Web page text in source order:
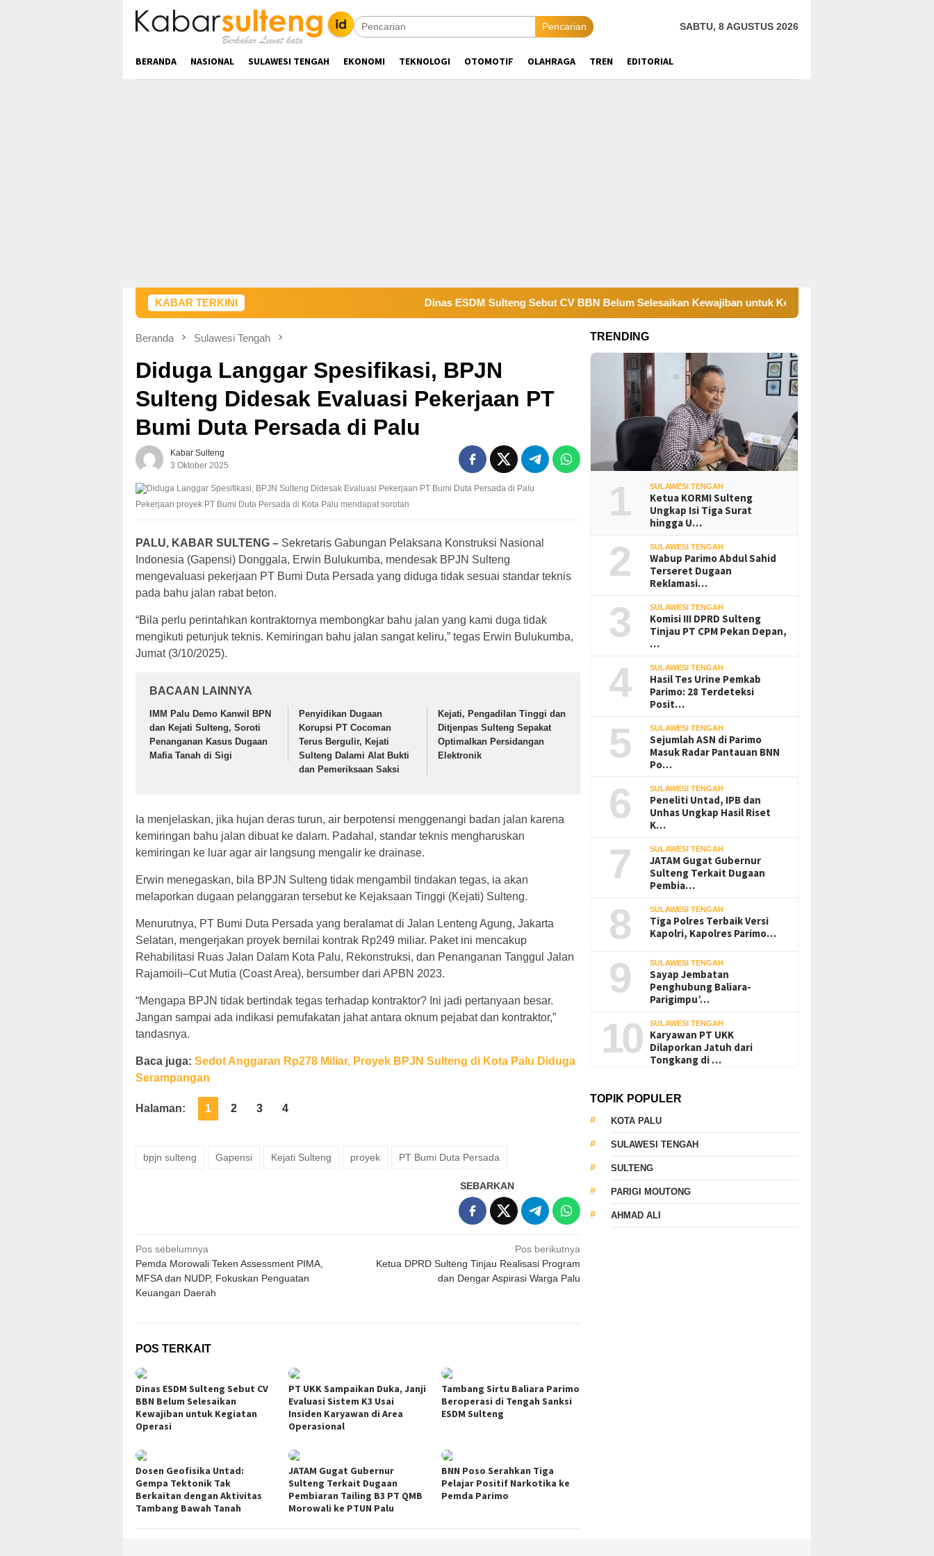
Pencarian SABTU, 8 AGUSTUS 2026
BERANDA NASIONAL SULAWESI TENGAH EKONOMI TEKNOLOGI OTOMOTIF OLAHRAGA TREN EDITORIAL
KABAR TERKINI Dinas ESDM Sulteng Sebut CV BBN Belum Selesaikan Kewajiban untuk Kegiatan Operasi
Beranda Sulawesi Tengah
Diduga Langgar Spesifikasi, BPJN
Sulteng Didesak Evaluasi Pekerjaan PT
Bumi Duta Persada di Palu
Kabar Sulteng
3 Oktober 2025
Pekerjaan proyek PT Bumi Duta Persada di Kota Palu mendapat sorotan
PALU, KABAR SULTENG – Sekretaris Gabungan Pelaksana Konstruksi Nasional
Indonesia (Gapensi) Donggala, Erwin Bulukumba, mendesak BPJN Sulteng
mengevaluasi pekerjaan PT Bumi Duta Persada yang diduga tidak sesuai standar teknis
pada bahu jalan rabat beton.
“Bila perlu perintahkan kontraktornya membongkar bahu jalan yang kami duga tidak
mengikuti petunjuk teknis. Kemiringan bahu jalan sangat keliru,” tegas Erwin Bulukumba,
Jumat (3/10/2025).
BACAAN LAINNYA
IMM Palu Demo Kanwil BPN
dan Kejati Sulteng, Soroti
Penanganan Kasus Dugaan
Mafia Tanah di Sigi
Penyidikan Dugaan
Korupsi PT Cocoman
Terus Bergulir, Kejati
Sulteng Dalami Alat Bukti
dan Pemeriksaan Saksi
Kejati, Pengadilan Tinggi dan
Ditjenpas Sulteng Sepakat
Optimalkan Persidangan
Elektronik
Ia menjelaskan, jika hujan deras turun, air berpotensi menggenangi badan jalan karena
kemiringan bahu jalan dibuat ke dalam. Padahal, standar teknis mengharuskan
kemiringan ke luar agar air langsung mengalir ke drainase.
Erwin menegaskan, bila BPJN Sulteng tidak mengambil tindakan tegas, ia akan
melaporkan dugaan pelanggaran tersebut ke Kejaksaan Tinggi (Kejati) Sulteng.
Menurutnya, PT Bumi Duta Persada yang beralamat di Jalan Lenteng Agung, Jakarta
Selatan, mengerjakan proyek bernilai kontrak Rp249 miliar. Paket ini mencakup
Rehabilitasi Ruas Jalan Dalam Kota Palu, Rekonstruksi, dan Penanganan Tanggul Jalan
Rajamoili–Cut Mutia (Coast Area), bersumber dari APBN 2023.
“Mengapa BPJN tidak bertindak tegas terhadap kontraktor? Ini jadi pertanyaan besar.
Jangan sampai ada indikasi pemufakatan jahat antara oknum pejabat dan kontraktor,”
tandasnya.
Baca juga: Sedot Anggaran Rp278 Miliar, Proyek BPJN Sulteng di Kota Palu Diduga
Serampangan
Halaman: 1 2 3 4
bpjn sulteng Gapensi Kejati Sulteng proyek PT Bumi Duta Persada
SEBARKAN
Navigasi
pos
Pos sebelumnya
Pemda Morowali Teken Assessment PIMA,
MFSA dan NUDP, Fokuskan Penguatan
Keuangan Daerah
Pos berikutnya
Ketua DPRD Sulteng Tinjau Realisasi Program
dan Dengar Aspirasi Warga Palu
POS TERKAIT
Dinas ESDM Sulteng Sebut CV
BBN Belum Selesaikan
Kewajiban untuk Kegiatan
Operasi
PT UKK Sampaikan Duka, Janji
Evaluasi Sistem K3 Usai
Insiden Karyawan di Area
Operasional
Tambang Sirtu Baliara Parimo
Beroperasi di Tengah Sanksi
ESDM Sulteng
Dosen Geofisika Untad:
Gempa Tektonik Tak
Berkaitan dengan Aktivitas
Tambang Bawah Tanah
JATAM Gugat Gubernur
Sulteng Terkait Dugaan
Pembiaran Tailing B3 PT QMB
Morowali ke PTUN Palu
BNN Poso Serahkan Tiga
Pelajar Positif Narkotika ke
Pemda Parimo
TRENDING
1 SULAWESI TENGAH
Ketua KORMI Sulteng
Ungkap Isi Tiga Surat
hingga U…
2 SULAWESI TENGAH
Wabup Parimo Abdul Sahid
Terseret Dugaan
Reklamasi…
3 SULAWESI TENGAH
Komisi III DPRD Sulteng
Tinjau PT CPM Pekan Depan,
…
4 SULAWESI TENGAH
Hasil Tes Urine Pemkab
Parimo: 28 Terdeteksi
Posit…
5 SULAWESI TENGAH
Sejumlah ASN di Parimo
Masuk Radar Pantauan BNN
Po…
6 SULAWESI TENGAH
Peneliti Untad, IPB dan
Unhas Ungkap Hasil Riset
K…
7 SULAWESI TENGAH
JATAM Gugat Gubernur
Sulteng Terkait Dugaan
Pembia…
8 SULAWESI TENGAH
Tiga Polres Terbaik Versi
Kapolri, Kapolres Parimo…
9 SULAWESI TENGAH
Sayap Jembatan
Penghubung Baliara-
Parigimpu’…
10 SULAWESI TENGAH
Karyawan PT UKK
Dilaporkan Jatuh dari
Tongkang di …
TOPIK POPULER
KOTA PALU
SULAWESI TENGAH
SULTENG
PARIGI MOUTONG
AHMAD ALI